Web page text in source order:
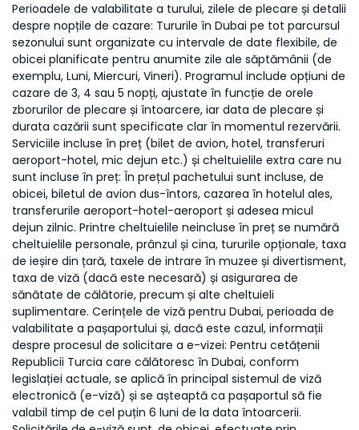
Perioadele de valabilitate a turului, zilele de plecare și detalii
despre nopțile de cazare: Tururile în Dubai pe tot parcursul
sezonului sunt organizate cu intervale de date flexibile, de
obicei planificate pentru anumite zile ale săptămânii (de
exemplu, Luni, Miercuri, Vineri). Programul include opțiuni de
cazare de 3, 4 sau 5 nopți, ajustate în funcție de orele
zborurilor de plecare și întoarcere, iar data de plecare și
durata cazării sunt specificate clar în momentul rezervării.
Serviciile incluse în preț (bilet de avion, hotel, transferuri
aeroport-hotel, mic dejun etc.) și cheltuielile extra care nu
sunt incluse în preț: În prețul pachetului sunt incluse, de
obicei, biletul de avion dus-întors, cazarea în hotelul ales,
transferurile aeroport-hotel-aeroport și adesea micul
dejun zilnic. Printre cheltuielile neincluse în preț se numără
cheltuielile personale, prânzul și cina, tururile opționale, taxa
de ieșire din țară, taxele de intrare în muzee și divertisment,
taxa de viză (dacă este necesară) și asigurarea de
sănătate de călătorie, precum și alte cheltuieli
suplimentare. Cerințele de viză pentru Dubai, perioada de
valabilitate a pașaportului și, dacă este cazul, informații
despre procesul de solicitare a e-vizei: Pentru cetățenii
Republicii Turcia care călătoresc în Dubai, conform
legislației actuale, se aplică în principal sistemul de viză
electronică (e-viză) și se așteaptă ca pașaportul să fie
valabil timp de cel puțin 6 luni de la data întoarcerii.